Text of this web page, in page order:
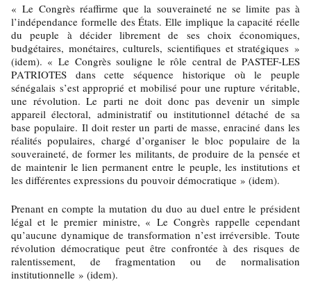
« Le Congrès réaffirme que la souveraineté ne se limite pas à
l’indépendance formelle des États. Elle implique la capacité réelle
du peuple à décider librement de ses choix économiques,
budgétaires, monétaires, culturels, scientifiques et stratégiques »
(idem). « Le Congrès souligne le rôle central de PASTEF-LES
PATRIOTES dans cette séquence historique où le peuple
sénégalais s’est approprié et mobilisé pour une rupture véritable,
une révolution. Le parti ne doit donc pas devenir un simple
appareil électoral, administratif ou institutionnel détaché de sa
base populaire. Il doit rester un parti de masse, enraciné dans les
réalités populaires, chargé d’organiser le bloc populaire de la
souveraineté, de former les militants, de produire de la pensée et
de maintenir le lien permanent entre le peuple, les institutions et
les différentes expressions du pouvoir démocratique » (idem).
Prenant en compte la mutation du duo au duel entre le président
légal et le premier ministre, « Le Congrès rappelle cependant
qu’aucune dynamique de transformation n’est irréversible. Toute
révolution démocratique peut être confrontée à des risques de
ralentissement, de fragmentation ou de normalisation
institutionnelle » (idem).